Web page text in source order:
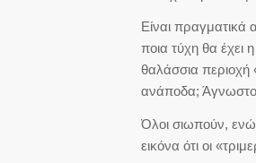
Είναι πραγματικά
ποια τύχη θα έχει
θαλάσσια περιοχή
ανάποδα;
Όλοι σιωπούν,
εικόνα ότι οι